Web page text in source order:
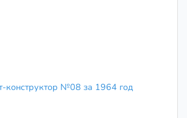
конструктор №08 за 1964 год